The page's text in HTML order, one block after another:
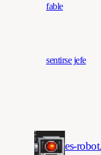
fable
sentirse jefe
es-